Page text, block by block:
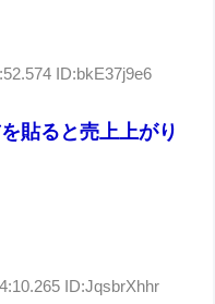
ID:bkE37j9e6
貼ると売上上がり
ID:JqsbrXhhr